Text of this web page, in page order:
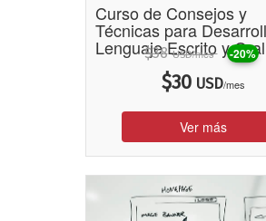
Curso de Consejos y
Técnicas para
Lenguaje Escrito y Oral
$38 USD/mes -20%
$30 USD/mes
Ver más